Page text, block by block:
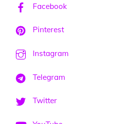
Facebook
Pinterest
Instagram
Telegram
Twitter